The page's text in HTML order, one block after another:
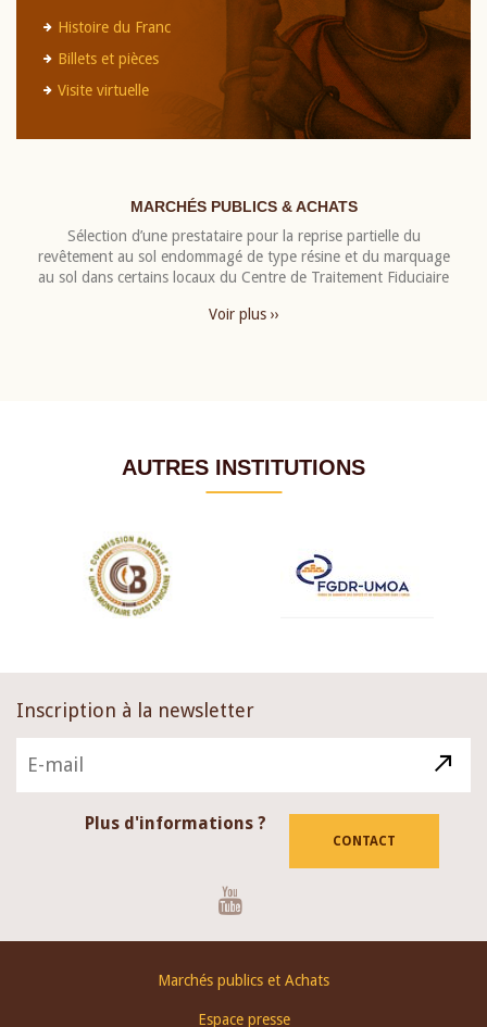
Histoire du Franc
Billets et pièces
Visite virtuelle
MARCHÉS PUBLICS & ACHATS
Sélection d’une prestataire pour la reprise partielle du
revêtement au sol endommagé de type résine et du marquage
au sol dans certains locaux du Centre de Traitement Fiduciaire
Voir plus ››
AUTRES INSTITUTIONS
Inscription à la newsletter
Plus d'informations ?
CONTACT
Marchés publics et Achats
Espace presse